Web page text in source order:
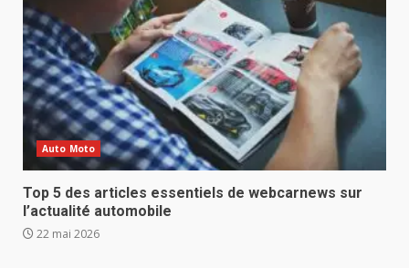
Auto Moto
Top 5 des articles essentiels de webcarnews sur
l’actualité automobile
22 mai 2026